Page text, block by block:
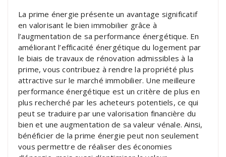
La prime énergie présente un avantage significatif
en valorisant le bien immobilier grâce à
l’augmentation de sa performance énergétique. En
améliorant l’efficacité énergétique du logement par
le biais de travaux de rénovation admissibles à la
prime, vous contribuez à rendre la propriété plus
attractive sur le marché immobilier. Une meilleure
performance énergétique est un critère de plus en
plus recherché par les acheteurs potentiels, ce qui
peut se traduire par une valorisation financière du
bien et une augmentation de sa valeur vénale. Ainsi,
bénéficier de la prime énergie peut non seulement
vous permettre de réaliser des économies